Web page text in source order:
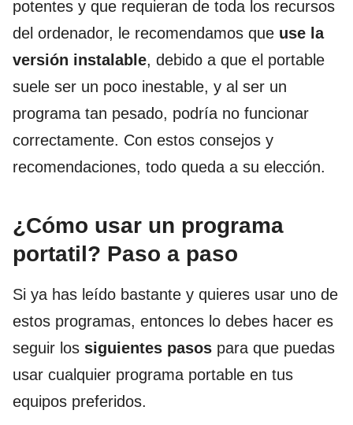
potentes y que requieran de toda los recursos
del ordenador, le recomendamos que use la
versión instalable, debido a que el portable
suele ser un poco inestable, y al ser un
programa tan pesado, podría no funcionar
correctamente. Con estos consejos y
recomendaciones, todo queda a su elección.
¿Cómo usar un programa
portatil? Paso a paso
Si ya has leído bastante y quieres usar uno de
estos programas, entonces lo debes hacer es
seguir los siguientes pasos para que puedas
usar cualquier programa portable en tus
equipos preferidos.